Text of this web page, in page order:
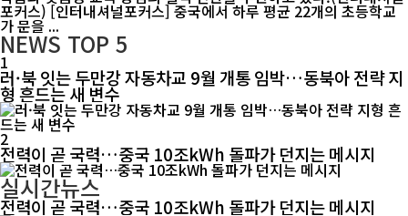
포커스) [인터내셔널포커스] 중국에서 하루 평균 22개의 초등학교
가 문을 ...
NEWS TOP 5
1
러·북 잇는 두만강 자동차교 9월 개통 임박…동북아 전략 지
형 흔드는 새 변수
2
전력이 곧 국력…중국 10조kWh 돌파가 던지는 메시지
실시간뉴스
전력이 곧 국력…중국 10조kWh 돌파가 던지는 메시지